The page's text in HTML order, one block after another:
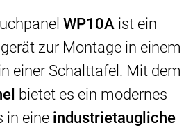
WP10A ist ein
zur Montage in einem
einer Schalttafel. Mit dem
bietet es ein modernes
in eine industrietaugliche